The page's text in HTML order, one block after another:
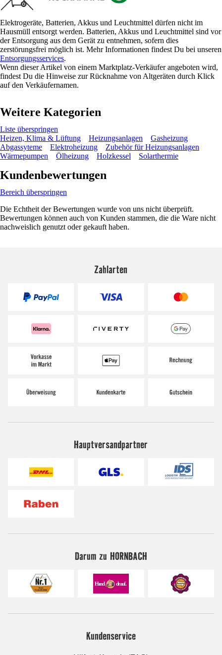
Elektrogeräte, Batterien, Akkus und Leuchtmittel dürfen nicht im
Hausmüll entsorgt werden. Batterien, Akkus und Leuchtmittel sind vor
der Entsorgung aus dem Gerät zu entnehmen, sofern dies
zerstörungsfrei möglich ist. Mehr Informationen findest Du bei unseren
Entsorgungsservices.
Wenn dieser Artikel von einem Marktplatz-Verkäufer angeboten wird,
findest Du die Hinweise zur Rücknahme von Altgeräten durch Klick
auf den Verkäufernamen.
Weitere Kategorien
Liste überspringen
Heizen, Klima & Lüftung
Heizungsanlagen
Gasheizung
Abgassyteme
Elektroheizung
Zubehör für Heizungsanlagen
Wärmepumpen
Ölheizung Holzkessel Solarthermie
Kundenbewertungen
Bereich überspringen
Die Echtheit der Bewertungen wurde von uns nicht überprüft.
Bewertungen können auch von Kunden stammen, die die Ware nicht
nachweislich genutzt oder gekauft haben.
Zahlarten
Hauptversandpartner
Darum zu HORNBACH
Kundenservice